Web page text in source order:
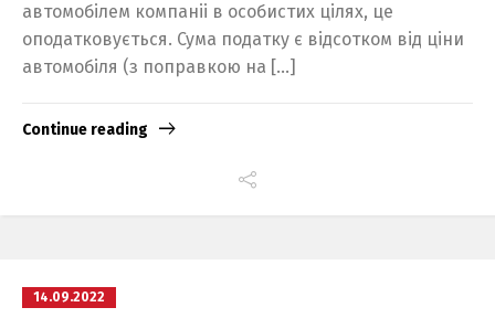
автомобілем компаніі в особистих цілях, це
оподатковується. Сума податку є відсотком від ціни
автомобіля (з поправкою на […]
Continue reading
14.09.2022